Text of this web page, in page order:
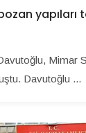
yapıları
Mimar
Davutoğlu ...